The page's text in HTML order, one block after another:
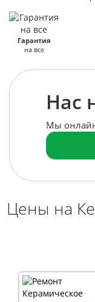
Гарантия
на все
Нас
Мы
Цены на